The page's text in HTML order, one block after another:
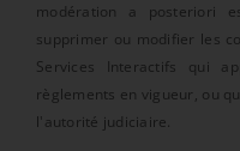
modération a posteriori
supprimer ou modifier les
Services Interactifs qui
règlements en vigueur, ou
l'autorité judiciaire.